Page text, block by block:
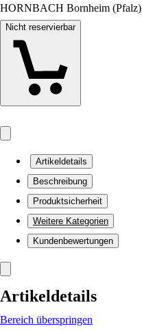
HORNBACH Bornheim (Pfalz)
Nicht reservierbar
Artikeldetails
Beschreibung
Produktsicherheit
Weitere Kategorien
Kundenbewertungen
Artikeldetails
Bereich überspringen